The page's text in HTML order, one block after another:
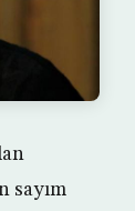
sayım